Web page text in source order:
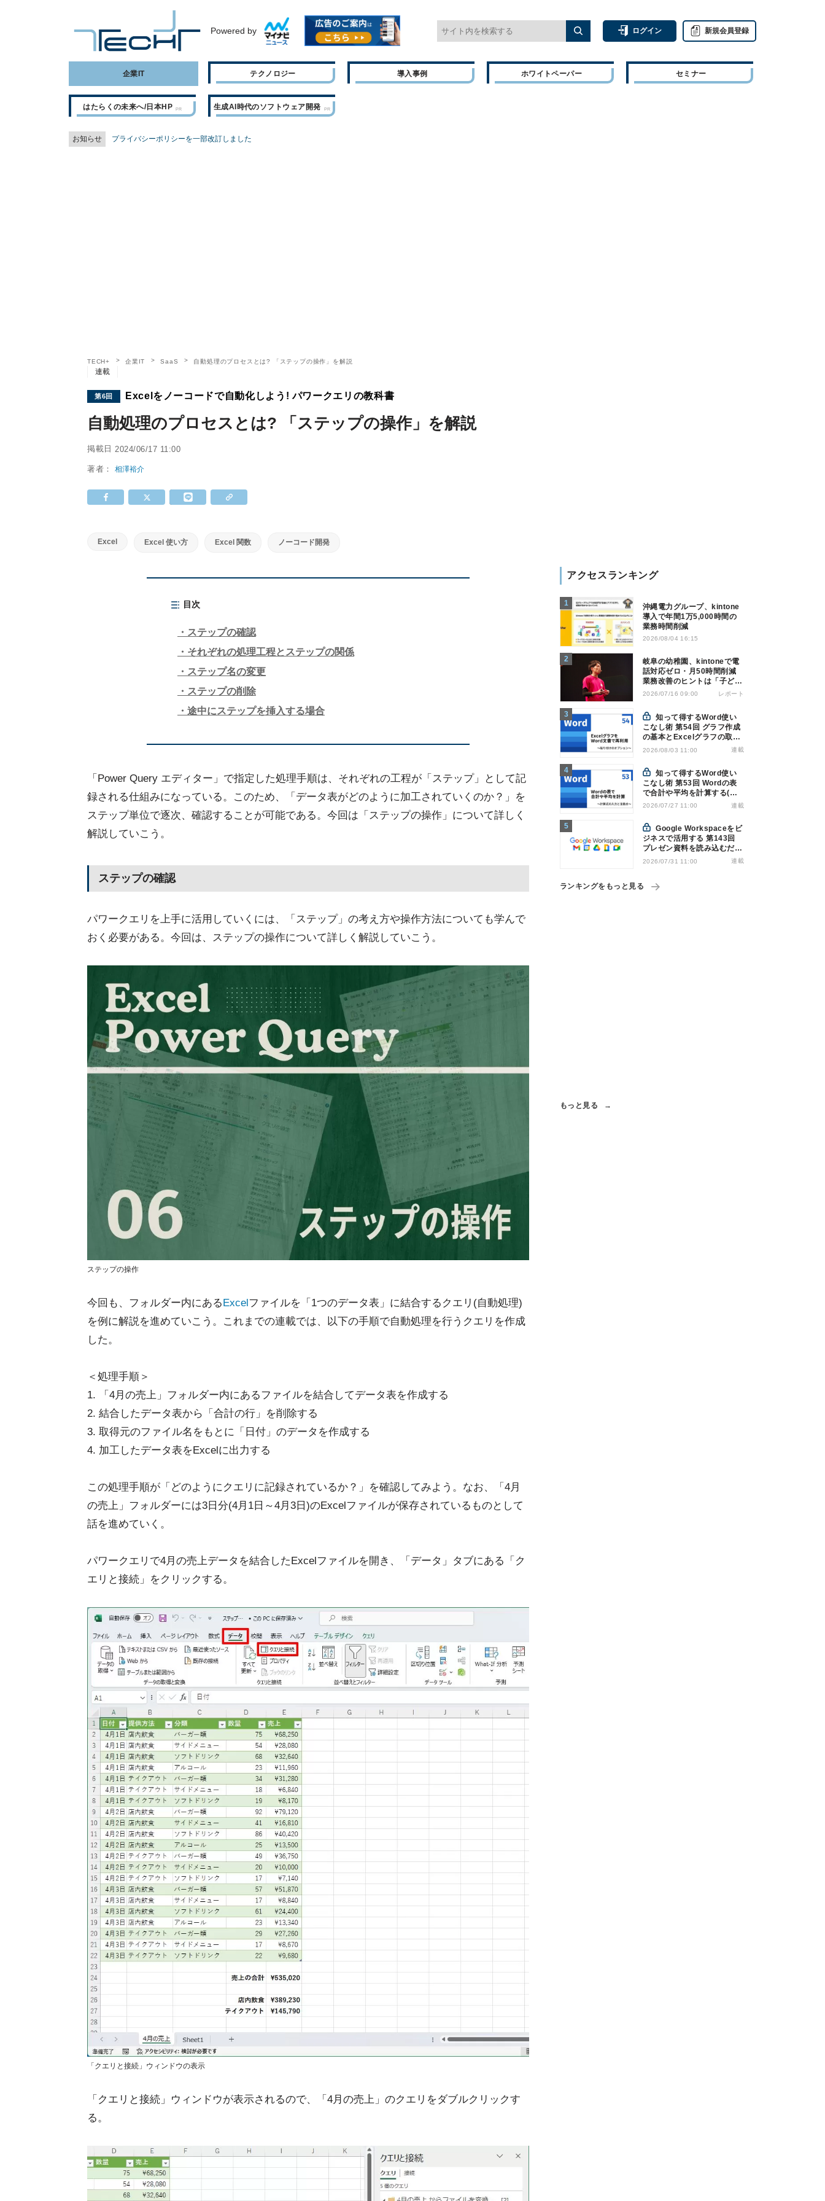
Powered by ログイン 新規会員登録
企業IT テクノロジー 導入事例 ホワイトペーパー セミナー
はたらくの未来へ/日本HP 生成AI時代のソフトウェア開発
お知らせ プライバシーポリシーを一部改訂しました
TECH+ 企業IT SaaS 自動処理のプロセスとは? 「ステップの操作」を解説
連載
第6回 Excelをノーコードで自動化しよう! パワークエリの教科書
自動処理のプロセスとは? 「ステップの操作」を解説
掲載日 2024/06/17 11:00
著者：相澤裕介
Excel Excel 使い方 Excel 関数 ノーコード開発
目次
ステップの確認
それぞれの処理工程とステップの関係
ステップ名の変更
ステップの削除
途中にステップを挿入する場合
「Power Query エディター」で指定した処理手順は、それぞれの工程が「ステップ」として記
録される仕組みになっている。このため、「データ表がどのように加工されていくのか？」を
ステップ単位で逐次、確認することが可能である。今回は「ステップの操作」について詳しく
解説していこう。
ステップの確認
パワークエリを上手に活用していくには、「ステップ」の考え方や操作方法についても学んで
おく必要がある。今回は、ステップの操作について詳しく解説していこう。
ステップの操作
今回も、フォルダー内にある Excel ファイルを「1つのデータ表」に結合するクエリ(自動処理)
を例に解説を進めていこう。これまでの連載では、以下の手順で自動処理を行うクエリを作成
した。
＜処理手順＞
1. 「4月の売上」フォルダー内にあるファイルを結合してデータ表を作成する
2. 結合したデータ表から「合計の行」を削除する
3. 取得元のファイル名をもとに「日付」のデータを作成する
4. 加工したデータ表をExcelに出力する
この処理手順が「どのようにクエリに記録されているか？」を確認してみよう。なお、「4月
の売上」フォルダーには3日分(4月1日～4月3日)のExcelファイルが保存されているものとして
話を進めていく。
パワークエリで4月の売上データを結合したExcelファイルを開き、「データ」タブにある「ク
エリと接続」をクリックする。
「クエリと接続」ウィンドウの表示
「クエリと接続」ウィンドウが表示されるので、「4月の売上」のクエリをダブルクリックす
る。
アクセスランキング
沖縄電力グループ、kintone
導入で年間1万5,000時間の
業務時間削減
2026/08/04 16:15
岐阜の幼稚園、kintoneで電
話対応ゼロ・月50時間削減
業務改善のヒントは「子ども
の遊び」
2026/07/16 09:00 レポート
知って得するWord使い
こなし術 第54回 グラフ作成
の基本とExcelグラフの取り
込み方法
2026/08/03 11:00 連載
知って得するWord使い
こなし術 第53回 Wordの表
で合計や平均を計算する(関
数の入力)
2026/07/27 11:00 連載
Google Workspaceをビ
ジネスで活用する 第143回
プレゼン資料を読み込むだけ
でナレーション付き動画を作
2026/07/31 11:00 連載
ランキングをもっと見る
もっと見る